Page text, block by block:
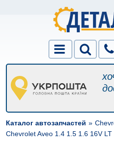
Каталог автозапчастей »
Chevrolet Aveo 1.4 1.5 1.6 16V LT